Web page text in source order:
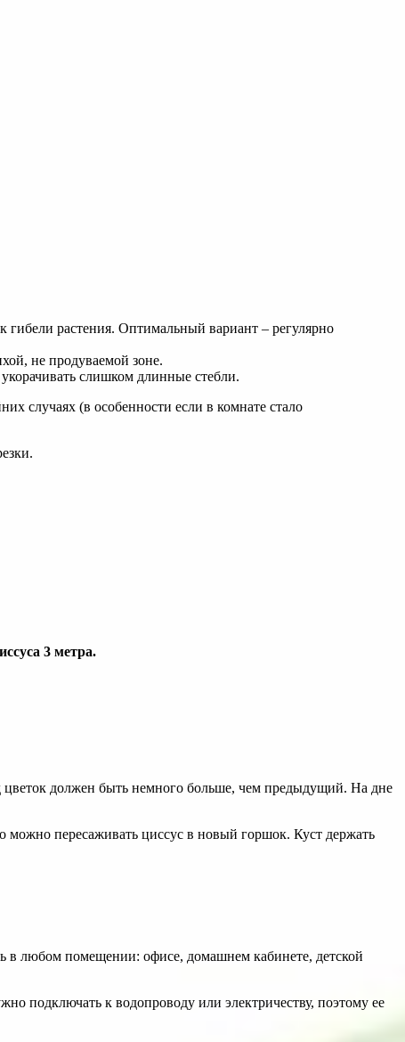
растения. Оптимальный вариант – регулярно
не продуваемой зоне.
слишком длинные стебли.
случаях (в особенности если в комнате стало
3 метра.
цветок должен быть немного больше, чем предыдущий. На дне
можно пересаживать циссус в новый горшок. Куст держать
в любом помещении: офисе, домашнем кабинете, детской
подключать к водопроводу или электричеству, поэтому ее